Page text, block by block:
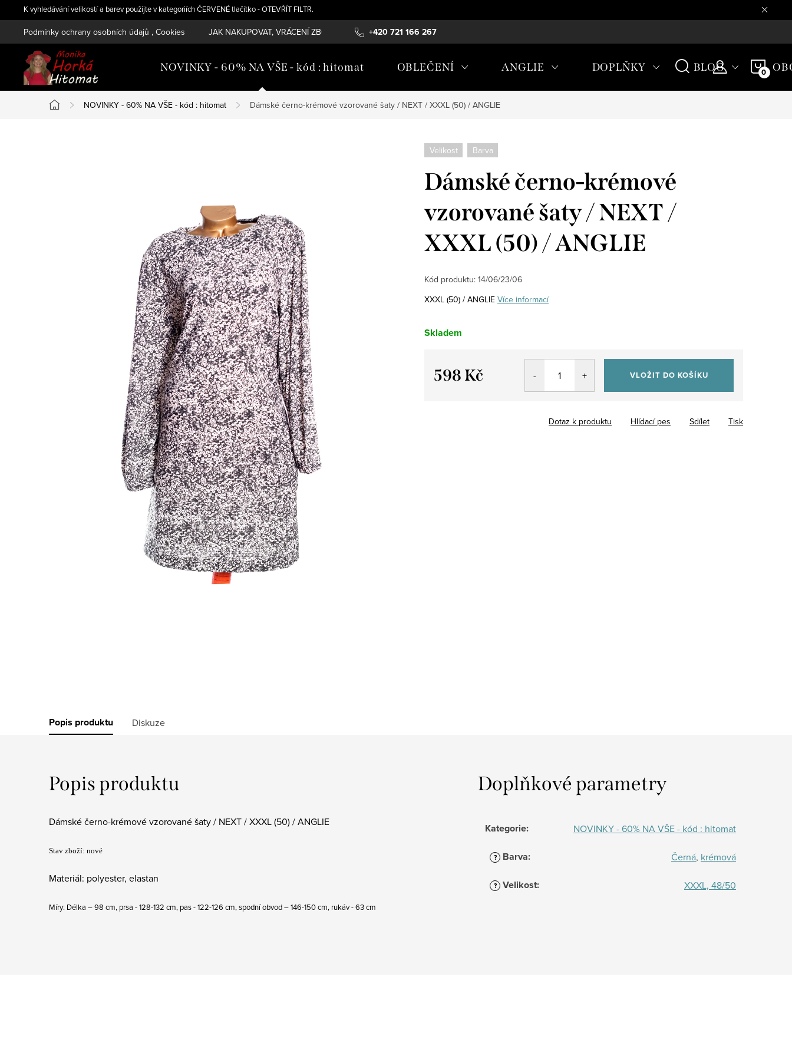
na
K vyhledávání velikostí a barev použijte v kategoriích ČERVENÉ tlačítko - OTEVŘÍT FILTR.
+420 721 166 267
Podmínky ochrany osobních údajů , Cookies JAK NAKUPOVAT, VRÁCENÍ ZBOŽÍ , REKLAMAČNÍ ŘÁD, ÚDRŽBA MATERIÁLŮ
NOVINKY - 60% NA VŠE - kód : hitomat OBLEČENÍ ANGLIE DOPLŇKY BLOG
Domů
NOVINKY - 60% NA VŠE - kód : hitomat Dámské černo-krémové vzorované šaty / NEXT / XXXL (50) / ANGLIE
Velikost Barva
Dámské černo-krémové
vzorované šaty / NEXT /
XXXL (50) / ANGLIE
Kód produktu: 14/06/23/06
XXXL (50) / ANGLIE Více informací
Skladem
598 Kč VLOŽIT DO KOŠÍKU
Tisk
Dotaz k produktu Hlídací pes Sdílet
Popis produktu Diskuze
Popis produktu
Dámské černo-krémové vzorované šaty / NEXT / XXXL (50) / ANGLIE
Stav zboží: nové
Materiál: polyester, elastan
Míry: Délka – 98 cm, prsa - 128-132 cm, pas - 122-126 cm, spodní obvod – 146-150 cm, rukáv - 63 cm
Doplňkové parametry
Kategorie: NOVINKY - 60% NA VŠE - kód : hitomat
? Barva: Černá, krémová
? Velikost: XXXL, 48/50